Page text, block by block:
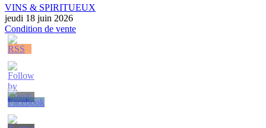
VINS & SPIRITUEUX
jeudi 18 juin 2026
Condition de vente